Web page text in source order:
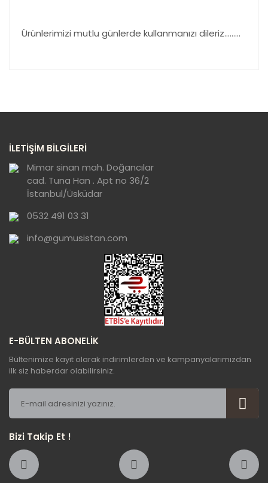
Ürünlerimizi mutlu günlerde kullanmanızı dileriz………
görüntülenemiyor.
Ürün açıklamasında eksik bilgiler bulunuyor.
Ürün bilgilerinde hatalar bulunuyor.
Ürün fiyatı diğer sitelerden daha pahalı.
Bu ürüne benzer farklı alternatifler olmalı.
Gönder
İLETİŞİM BİLGİLERİ
Mimar sinan mah. Doğancılar
cad. Tuna Han . Apt no 36/2
İstanbul/Üsküdar
0532 491 03 31
info@gumusistan.com
E-BÜLTEN ABONELİK
Bültenimize kayıt olarak indirimlerden ve kampanyalarımızdan
ilk siz haberdar olabilirsiniz.
Bizi Takip Et !